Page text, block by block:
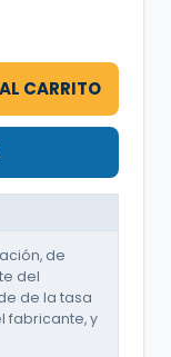
CARRITO
de
del
de la tasa
fabricante, y